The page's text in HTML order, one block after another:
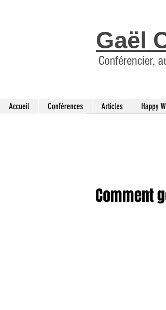
Gaël
Conférencier,
Accueil Conférences Articles Happy
Comment